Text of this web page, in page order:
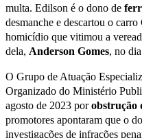
multa. Edilson é o dono de
desmanche e descartou o
homicídio que vitimou a
dela, Anderson Gomes, no
O Grupo de Atuação
Organizado do Ministério
agosto de 2023 porobstrução
promotores apontaram que o
investigações de infrações